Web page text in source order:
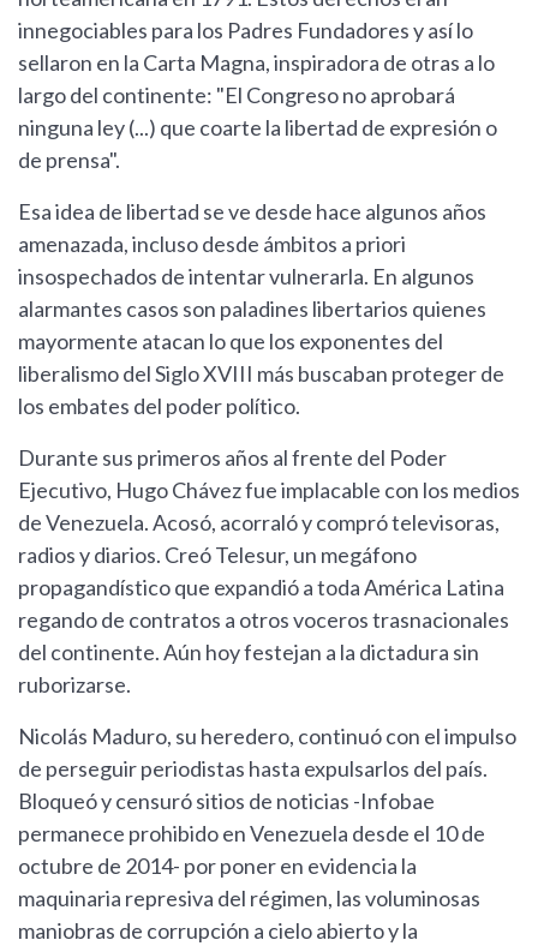
innegociables para los Padres Fundadores y así lo
sellaron en la Carta Magna, inspiradora de otras a lo
largo del continente: "El Congreso no aprobará
ninguna ley (...) que coarte la libertad de expresión o
de prensa".
Esa idea de libertad se ve desde hace algunos años
amenazada, incluso desde ámbitos a priori
insospechados de intentar vulnerarla. En algunos
alarmantes casos son paladines libertarios quienes
mayormente atacan lo que los exponentes del
liberalismo del Siglo XVIII más buscaban proteger de
los embates del poder político.
Durante sus primeros años al frente del Poder
Ejecutivo, Hugo Chávez fue implacable con los medios
de Venezuela. Acosó, acorraló y compró televisoras,
radios y diarios. Creó Telesur, un megáfono
propagandístico que expandió a toda América Latina
regando de contratos a otros voceros trasnacionales
del continente. Aún hoy festejan a la dictadura sin
ruborizarse.
Nicolás Maduro, su heredero, continuó con el impulso
de perseguir periodistas hasta expulsarlos del país.
Bloqueó y censuró sitios de noticias -Infobae
permanece prohibido en Venezuela desde el 10 de
octubre de 2014- por poner en evidencia la
maquinaria represiva del régimen, las voluminosas
maniobras de corrupción a cielo abierto y la